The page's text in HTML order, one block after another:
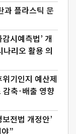
과 플라스틱 문
시예측법’ 개
리오 활용 의
기인지 예산제
축·배출 영향
전법 개정안’
”